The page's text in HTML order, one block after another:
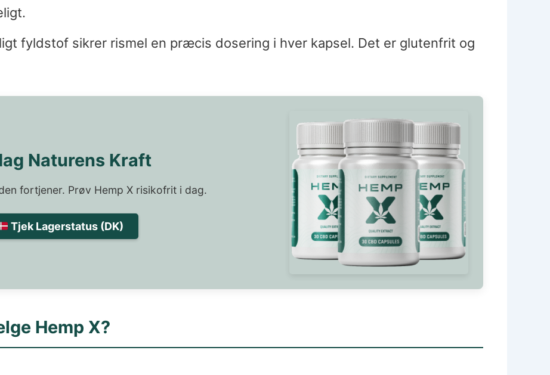
fyldstof sikrer rismel en præcis dosering i hver kapsel. Det er glutenfrit og
Naturens Kraft
fortjener. Prøv Hemp X risikofrit i dag.
Tjek Lagerstatus (DK)
Hemp X?